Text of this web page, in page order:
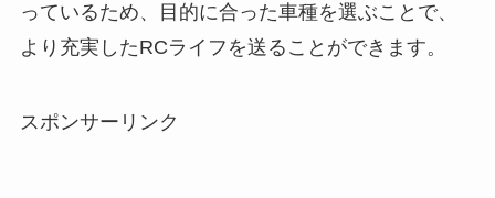
っているため、目的に合った車種を選ぶことで、
より充実したRCライフを送ることができます。
スポンサーリンク